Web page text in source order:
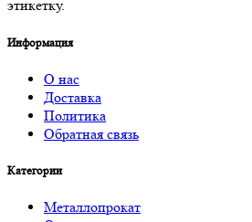
этикетку.
Информация
О нас
Доставка
Политика
Обратная связь
Категории
Металлопрокат